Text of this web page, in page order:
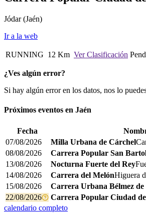
Jódar(Jaén)
Ir a la web
RUNNING 12 Km Ver Clasificación
¿Ves algún error?
Si hay algún error en los datos, nos lo
Próximos eventos en Jaén
Fecha
07/08/2026
Milla Urbana de Cárchel
08/08/2026
Carrera Popular San
13/08/2026
Nocturna Fuerte del Rey
14/08/2026
Carrera del MelónHiguera
15/08/2026
Carrera Urbana Bélmez
22/08/2026
Carrera Popular Ciudad de
calendario completo